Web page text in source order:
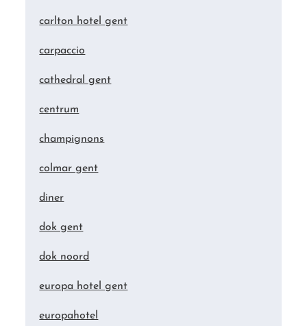
carlton hotel gent
carpaccio
cathedral gent
centrum
champignons
colmar gent
diner
dok gent
dok noord
europa hotel gent
europahotel